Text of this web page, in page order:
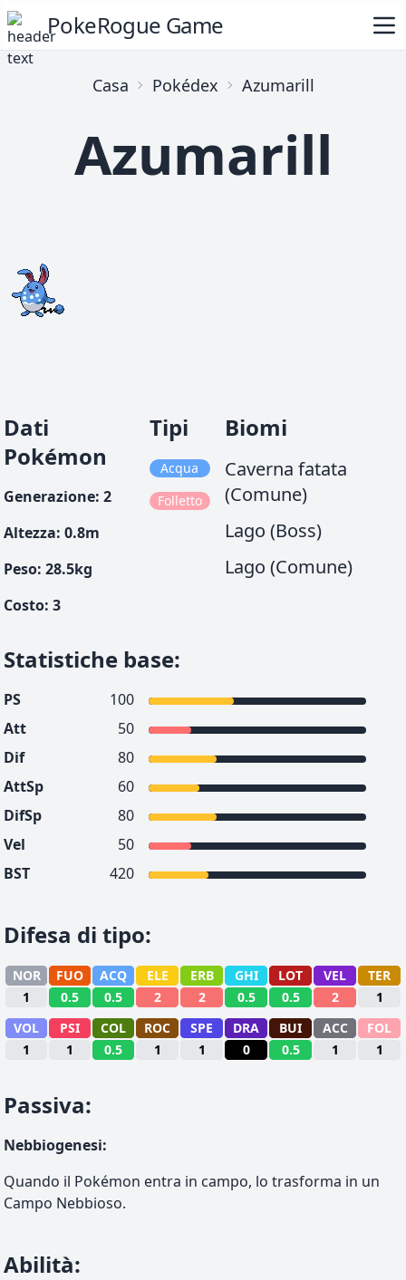
PokeRogue Game
Casa Pokédex Azumarill
Azumarill
Dati
Pokémon
Generazione: 2
Altezza: 0.8m
Peso: 28.5kg
Costo: 3
Tipi
Acqua
Folletto
Biomi
Caverna fatata
(Comune)
Lago (Boss)
Lago (Comune)
Statistiche base:
PS
100
Att
50
Dif
80
AttSp
60
DifSp
80
Vel
50
BST
420
Difesa di tipo:
NOR FUO ACQ ELE ERB GHI LOT VEL
TER
1
0.5 0.5 2 2 0.5 0.5 2
1
VOL
PSI COL ROC SPE DRA BUI ACC
FOL
1
1 0.5 1 1 0 0.5 1 1
Passiva:
Nebbiogenesi:
Quando il Pokémon entra in campo, lo trasforma in un
Campo Nebbioso.
Abilità: